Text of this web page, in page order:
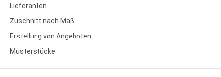
Lieferanten
Zuschnitt nach Maß
Erstellung von Angeboten
Musterstücke